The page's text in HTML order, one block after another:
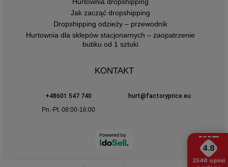
Jak zacząć dropshipping
Dropshipping odzieży – przewodnik
Hurtownia dla sklepów stacjonarnych – zaopatrzenie
butiku od 1 sztuki
KONTAKT
+48601 547 740
hurt@factoryprice.eu
Pn.-Pt. 08:00-16:00
4.8
2548 opinii